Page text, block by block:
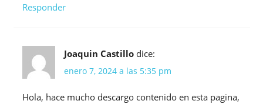
Responder
Joaquin Castillo dice:
enero 7, 2024 a las 5:35 pm
Hola, hace mucho descargo contenido en esta pagina,